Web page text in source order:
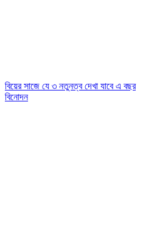
বিয়ের সাজে যে ৩ নতুনত্ব দেখা যাবে এ বছর
বিনোদন